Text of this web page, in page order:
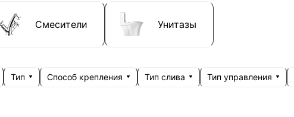
Смесители Унитазы
Тип Способ крепления Тип слива Тип управления